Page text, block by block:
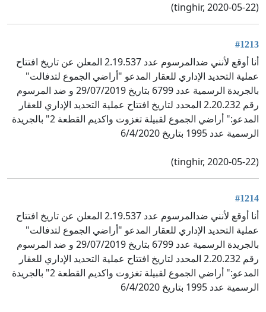
(tinghir, 2020-05-22)
#1213
أنا أوقع لأنني ضدالمرسوم عدد 2.19.537 المعلن عن تاريخ افتتاح
عملية التحديد الإداري للعقار المدعو "أراضي الجموع لتدفالت"
بالجريدة الرسمية عدد 6799 بتاريخ 29/07/2019 و ضد المرسوم
رقم 2.20.232 المحدد لتاريخ افتتاح عملية التحديد الإداري للعقار
المدعو:" أراضي الجموع لقبيلة تغزوت واكديم القطعة 2" بالجريدة
الرسمية عدد 1995 بتاريخ 6/4/2020
(tinghir, 2020-05-22)
#1214
أنا أوقع لأنني ضدالمرسوم عدد 2.19.537 المعلن عن تاريخ افتتاح
عملية التحديد الإداري للعقار المدعو "أراضي الجموع لتدفالت"
بالجريدة الرسمية عدد 6799 بتاريخ 29/07/2019 و ضد المرسوم
رقم 2.20.232 المحدد لتاريخ افتتاح عملية التحديد الإداري للعقار
المدعو:" أراضي الجموع لقبيلة تغزوت واكديم القطعة 2" بالجريدة
الرسمية عدد 1995 بتاريخ 6/4/2020